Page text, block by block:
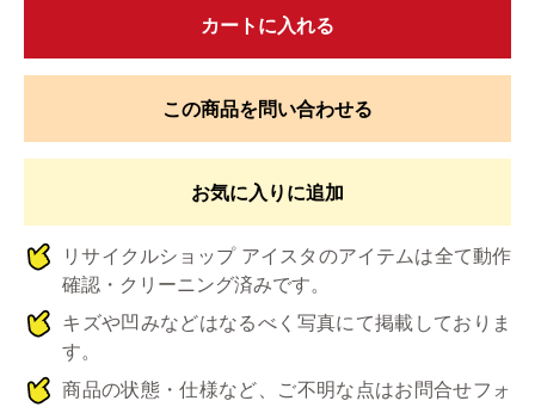
カートに入れる
この商品を問い合わせる
お気に入りに追加
リサイクルショップ アイスタのアイテムは全て動作
確認・クリーニング済みです。
キズや凹みなどはなるべく写真にて掲載しておりま
す。
商品の状態・仕様など、ご不明な点はお問合せフォ